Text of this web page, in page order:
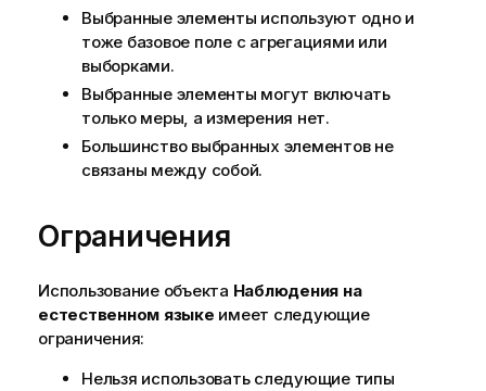
и
Выбранные элементы используют одно и
тоже базовое поле с агрегациями или
выборками.
Выбранные элементы могут включать
только меры, а измерения нет.
Большинство выбранных элементов не
связаны между собой.
Ограничения
Использование объекта Наблюдения на
естественном языке имеет следующие
ограничения:
Нельзя использовать следующие типы